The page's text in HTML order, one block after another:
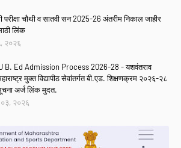
परीक्षा चौथी व सातवी सन 2025-26 अंतरीम निकाल जाहीर
लिंक
२०२६
B. Ed Admission Process 2026-28 - यशवंतराव
मुक्त विद्यापीठ सेवांतर्गत बी.एड. शिक्षणक्रम २०२६-२८
अर्ज लिंक मुदत.
२०२६